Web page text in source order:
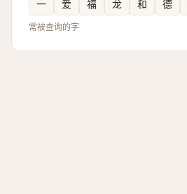
一 爱 福 龙 和 德
常被查询的字